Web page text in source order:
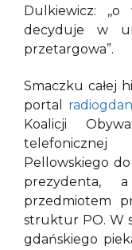
Dulkiewicz: ,,o
decyduje w
Smaczku całej
portal
Koalicji
Pellowskiego
prezydenta,
przedmiotem
struktur PO. W
gdańskiego